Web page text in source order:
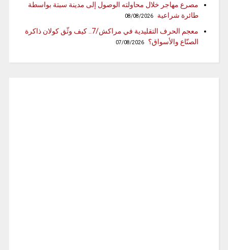
مصرع مهاجر خلال محاولته الوصول إلى مدينة سبتة بواسطة
طائرة شراعية
08/08/2026
معجم الحرف التقليدية في مراكش/7.. كيف وثّق كولان ذاكرة
الصنّاع والأسواق؟
07/08/2026